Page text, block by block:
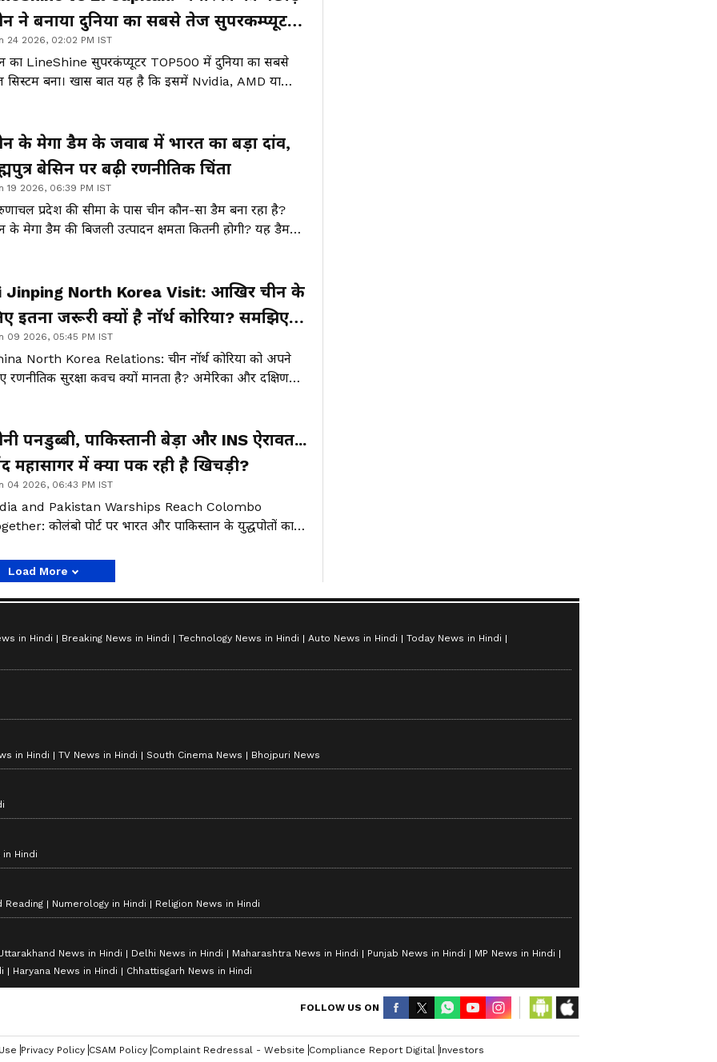
ने बनाया दुनिया का सबसे तेज सुपरकम्प्यूटर,
खासियत
24 2026, 02:02 PM IST
का LineShine सुपरकंप्यूटर TOP500 में दुनिया का सबसे
सिस्टम बना। खास बात यह है कि इसमें Nvidia, AMD या
के मेगा डैम के जवाब में भारत का बड़ा दांव,
बेसिन पर बढ़ी रणनीतिक चिंता
19 2026, 06:39 PM IST
प्रदेश की सीमा के पास चीन कौन-सा डैम बना रहा है?
के मेगा डैम की बिजली उत्पादन क्षमता कितनी होगी? यह डैम
क्या है?
Jinping North Korea Visit: आखिर चीन के
इतना जरूरी क्यों है नॉर्थ कोरिया? समझिए
09 2026, 05:45 PM IST
North Korea Relations: चीन नॉर्थ कोरिया को अपने
रणनीतिक सुरक्षा कवच क्यों मानता है? अमेरिका और दक्षिण
कारण हैं?
पनडुब्बी, पाकिस्तानी बेड़ा और INS ऐरावत...
महासागर में क्या पक रही है खिचड़ी?
04 2026, 06:43 PM IST
and Pakistan Warships Reach Colombo
कोलंबो पोर्ट पर भारत और पाकिस्तान के युद्धपोतों का
निर्मित हांगोर पनडुब्बी को लेकर भारत की चिंता की वजह क्या
हिंद महासागर में भारत, पाकिस्तान और चीन के बीच बढ़ती समुद्री
का श्रीलंका पर क्या असर पड़ सकता है?
Load More
in Hindi Breaking News in Hindi Technology News in Hindi Auto News in Hindi
Today News in Hindi
in Hindi TV News in Hindi South Cinema News Bhojpuri News
Hindi
Reading Numerology in Hindi Religion News in Hindi
News in Hindi Delhi News in Hindi Maharashtra News in Hindi Punjab News in Hindi
MP News in Hindi
Haryana News in Hindi Chhattisgarh News in Hindi
FOLLOW US ON
Privacy Policy CSAM Policy Complaint Redressal - Website Compliance Report Digital Investors